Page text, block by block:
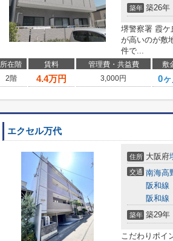
築年 築26年
堺警察署 霞ケ
が高いのが敷
件で...
所在階 賃料 管理費・共益費 敷
2階
4.4万円 3,000円 0ヶ
エクセル万代
住所 大阪府
交通 南海高
阪和線
阪和線
築年 築29年
こだわりポイ